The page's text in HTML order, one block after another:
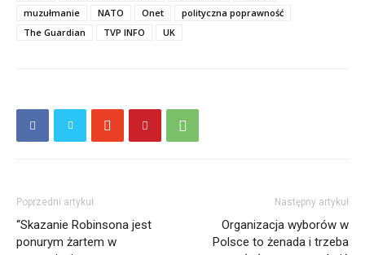
muzułmanie
NATO Onet
polityczna poprawność
The Guardian
TVP INFO UK
Poprzedni artykuł
“Skazanie Robinsona jest
ponurym żartem w
Następny artykuł
Organizacja wyborów w
Polsce to żenada i trzeba